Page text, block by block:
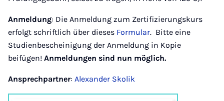
Anmeldung: Die Anmeldung zum Zertifizierungskurs
erfolgt schriftlich über dieses Formular. Bitte eine
Studienbescheinigung der Anmeldung in Kopie
beifügen! Anmeldungen sind nun möglich.
Ansprechpartner: Alexander Skolik